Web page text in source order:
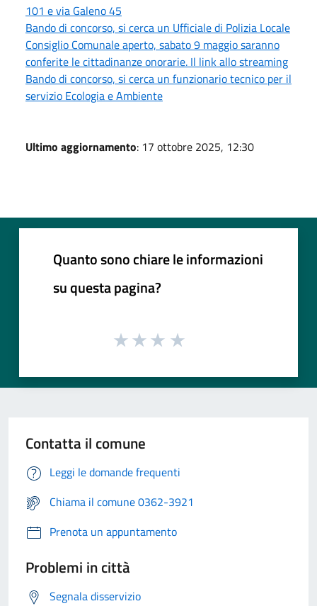
101 e via Galeno 45
Bando di concorso, si cerca un Ufficiale di Polizia Locale
Consiglio Comunale aperto, sabato 9 maggio saranno
conferite le cittadinanze onorarie. Il link allo streaming
Bando di concorso, si cerca un funzionario tecnico per il
servizio Ecologia e Ambiente
Ultimo aggiornamento: 17 ottobre 2025, 12:30
Quanto sono chiare le informazioni
su questa pagina?
Contatta il comune
Leggi le domande frequenti
Chiama il comune 0362-3921
Prenota un appuntamento
Problemi in città
Segnala disservizio